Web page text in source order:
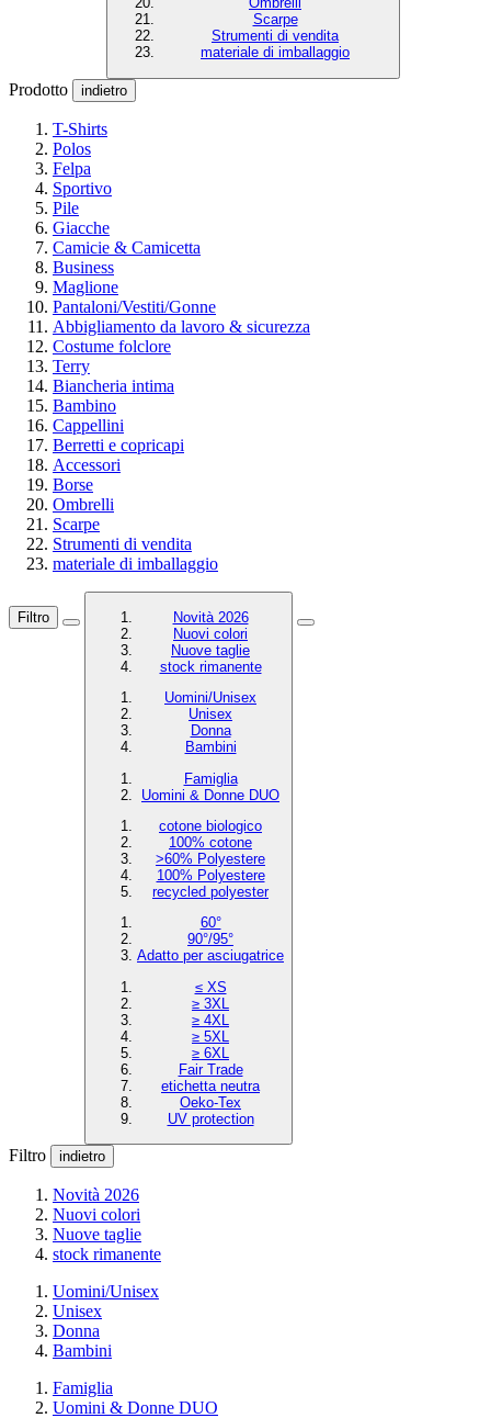
Scarpe
Strumenti di vendita
materiale di imballaggio
Prodotto indietro
T-Shirts
Polos
Felpa
Sportivo
Pile
Giacche
Camicie & Camicetta
Business
Maglione
Pantaloni/Vestiti/Gonne
Abbigliamento da lavoro & sicurezza
Costume folclore
Terry
Biancheria intima
Bambino
Cappellini
Berretti e copricapi
Accessori
Borse
Ombrelli
Scarpe
Strumenti di vendita
materiale di imballaggio
Filtro
Novità 2026
Nuovi colori
Nuove taglie
stock rimanente
Uomini/Unisex
Unisex
Donna
Bambini
Famiglia
Uomini & Donne DUO
cotone biologico
100% cotone
>60% Polyestere
100% Polyestere
recycled polyester
60°
90°/95°
Adatto per asciugatrice
≤ XS
≥ 3XL
≥ 4XL
≥ 5XL
≥ 6XL
Fair Trade
etichetta neutra
Oeko-Tex
UV protection
Filtro indietro
Novità 2026
Nuovi colori
Nuove taglie
stock rimanente
Uomini/Unisex
Unisex
Donna
Bambini
Famiglia
Uomini & Donne DUO